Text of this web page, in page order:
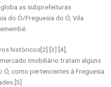
as subprefeituras
do Ó/Freguesia do Ó, Vila
históricos[2] [3] [4],
imobiliário tratam alguns
como pertencentes à Freguesia